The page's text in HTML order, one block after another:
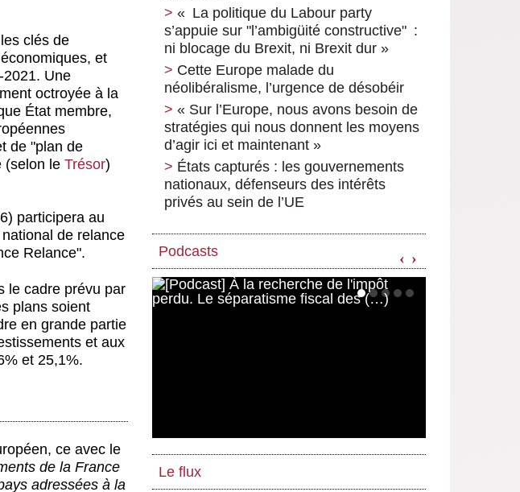
clés de
et
2021. Une
octroyée à la
État membre,
de "plan de
(selon le Trésor)
participera au
de relance
Relance".
le cadre prévu par
plans soient
en grande partie
et aux
et 25,1%.
ce avec le
de la France
adressées à la
« La politique du Labour party
s’appuie sur "l’ambigüité constructive" :
ni blocage du Brexit, ni Brexit dur »
Cette Europe malade du
néolibéralisme, l’urgence de désobéir
« Sur l’Europe, nous avons besoin de
stratégies qui nous donnent les moyens
d’agir ici et maintenant »
États capturés : les gouvernements
nationaux, défenseurs des intérêts
privés au sein de l’UE
Podcasts ‹ ›
Le flux